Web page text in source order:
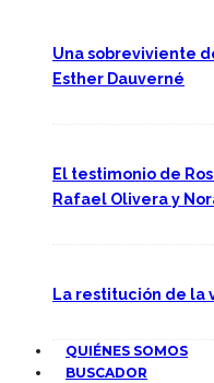
Una sobreviviente
Esther Dauverné
El testimonio de
Rafael Olivera y
La restitución de la
QUIÉNES SOMOS
BUSCADOR